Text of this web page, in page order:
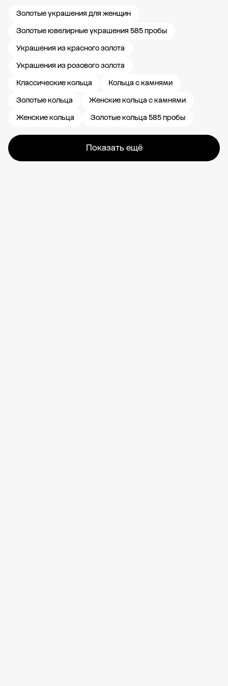
Золотые украшения для женщин
Золотые ювелирные украшения 585 пробы
Украшения из красного золота
Украшения из розового золота
Классические кольца
Кольца с камнями
Золотые кольца
Женские кольца с камнями
Женские кольца
Золотые кольца 585 пробы
Показать ещё